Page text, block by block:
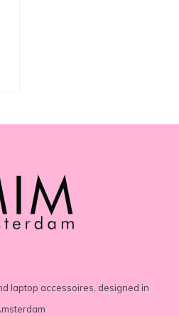
laptop accessoires, designed in